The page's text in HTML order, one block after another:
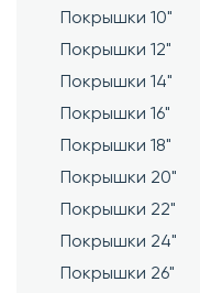
Покрышки 10"
Покрышки 12"
Покрышки 14"
Покрышки 16"
Покрышки 18"
Покрышки 20"
Покрышки 22"
Покрышки 24"
Покрышки 26"